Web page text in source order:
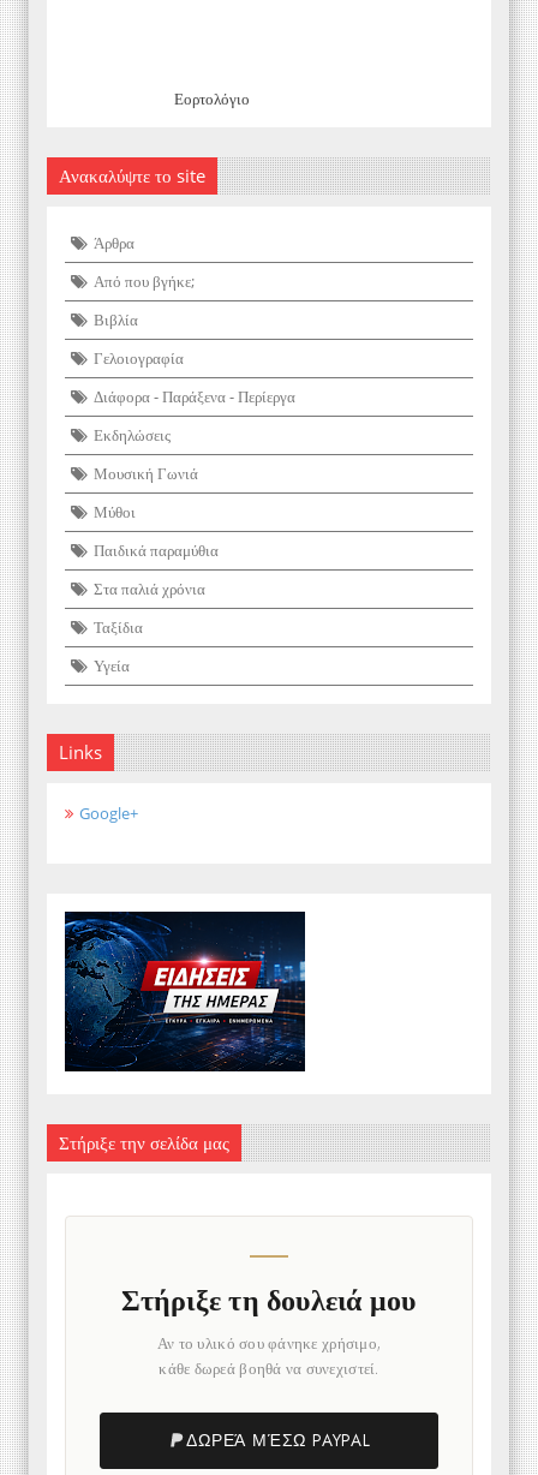
Εορτολόγιο
Ανακαλύψτε το site
Άρθρα
Από που βγήκε;
Βιβλία
Γελοιογραφία
Διάφορα - Παράξενα - Περίεργα
Εκδηλώσεις
Μουσική Γωνιά
Μύθοι
Παιδικά παραμύθια
Στα παλιά χρόνια
Ταξίδια
Υγεία
Links
Google+
Στήριξε την σελίδα μας
Στήριξε τη δουλειά μου
Αν το υλικό σου φάνηκε χρήσιμο,
κάθε δωρεά βοηθά να συνεχιστεί.
ΔΩΡΕΆ ΜΈΣΩ PAYPAL